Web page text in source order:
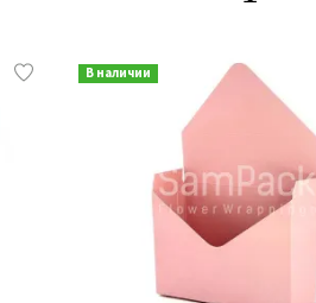
В наличии